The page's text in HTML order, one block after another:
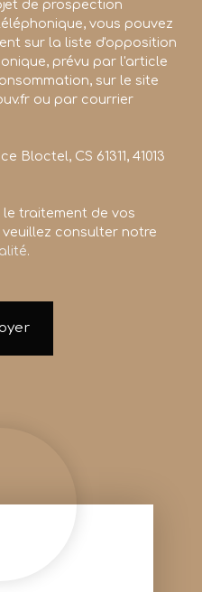
de prospection
vous pouvez
sur la liste d'opposition
prévu par l'article
sur le site
ou par courrier
Bloctel, CS 61311, 41013
le traitement de vos
consulter notre
.